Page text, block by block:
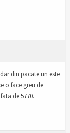
din pacate un este
o face greu de
de 5770.